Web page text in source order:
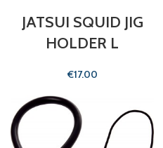
JATSUI SQUID JIG
HOLDER L
€